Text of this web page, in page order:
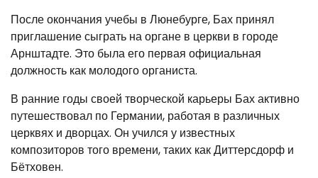
После окончания учебы в Люнебурге, Бах принял
приглашение сыграть на органе в церкви в городе
Арнштадте. Это была его первая официальная
должность как молодого органиста.
В ранние годы своей творческой карьеры Бах активно
путешествовал по Германии, работая в различных
церквях и дворцах. Он учился у известных
композиторов того времени, таких как Диттерсдорф и
Бётховен.